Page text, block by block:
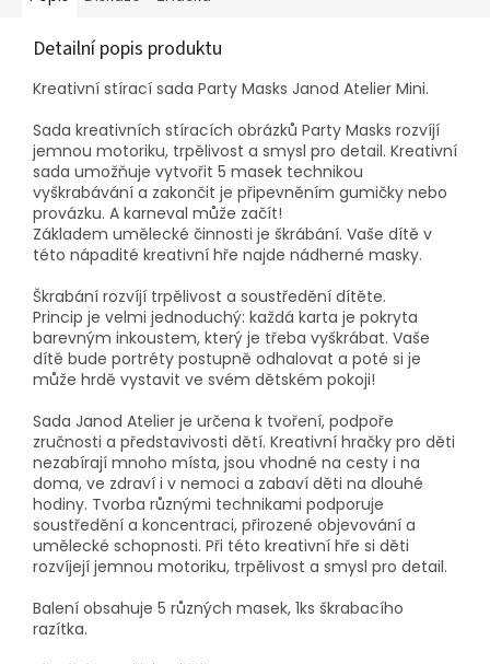
Detailní popis produktu
Kreativní stírací sada Party Masks Janod Atelier Mini.
Sada kreativních stíracích obrázků Party Masks rozvíjí
jemnou motoriku, trpělivost a smysl pro detail. Kreativní
sada umožňuje vytvořit 5 masek technikou
vyškrabávání a zakončit je připevněním gumičky nebo
provázku. A karneval může začít!
Základem umělecké činnosti je škrábání. Vaše dítě v
této nápadité kreativní hře najde nádherné masky.
Škrabání rozvíjí trpělivost a soustředění dítěte.
Princip je velmi jednoduchý: každá karta je pokryta
barevným inkoustem, který je třeba vyškrábat. Vaše
dítě bude portréty postupně odhalovat a poté si je
může hrdě vystavit ve svém dětském pokoji!
Sada Janod Atelier je určena k tvoření, podpoře
zručnosti a představivosti dětí. Kreativní hračky pro děti
nezabírají mnoho místa, jsou vhodné na cesty i na
doma, ve zdraví i v nemoci a zabaví děti na dlouhé
hodiny. Tvorba různými technikami podporuje
soustředění a koncentraci, přirozené objevování a
umělecké schopnosti. Při této kreativní hře si děti
rozvíjejí jemnou motoriku, trpělivost a smysl pro detail.
Balení obsahuje 5 různých masek, 1ks škrabacího
razítka.